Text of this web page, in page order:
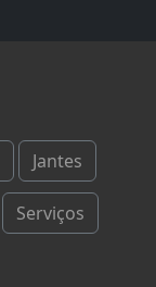
Jantes
Serviços